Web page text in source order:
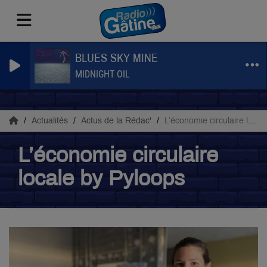
BLUES SKY MINE
MIDNIGHT OIL
Actualités Actus de la Rédac' L’économie circulaire locale by Pyloops
L’économie circulaire
locale by Pyloops